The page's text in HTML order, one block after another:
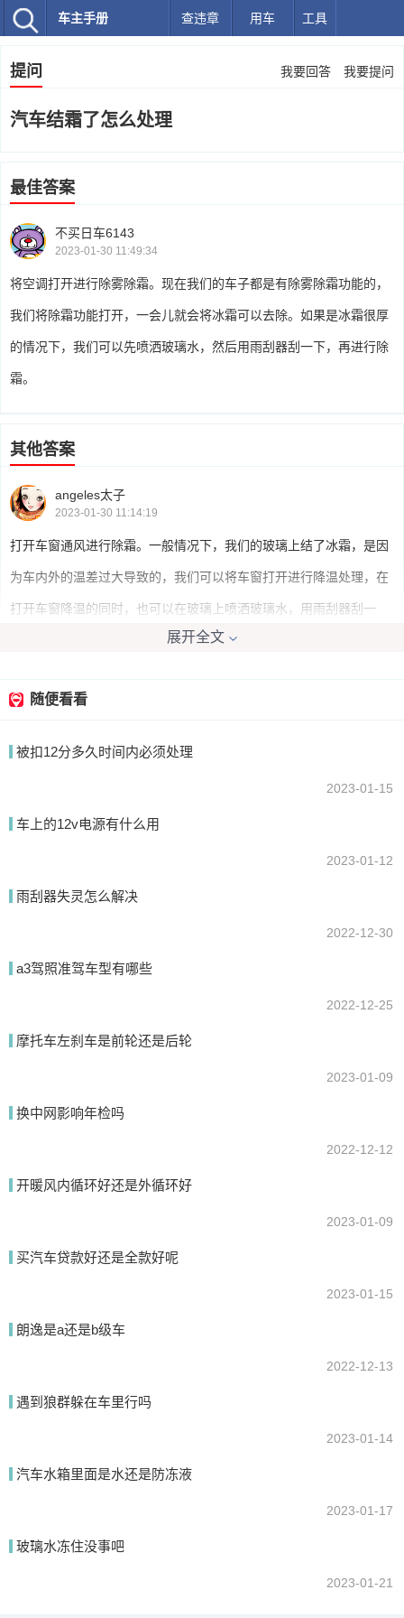
车主手册 查违章 用车 工具
提问 我要回答 我要提问
汽车结霜了怎么处理
最佳答案
不买日车6143
2023-01-30 11:49:34
将空调打开进行除雾除霜。现在我们的车子都是有除雾除霜功能的，
我们将除霜功能打开，一会儿就会将冰霜可以去除。如果是冰霜很厚
的情况下，我们可以先喷洒玻璃水，然后用雨刮器刮一下，再进行除
霜。
其他答案
angeles太子
2023-01-30 11:14:19
打开车窗通风进行除霜。一般情况下，我们的玻璃上结了冰霜，是因
为车内外的温差过大导致的，我们可以将车窗打开进行降温处理，在
打开车窗降温的同时，也可以在玻璃上喷洒玻璃水，用雨刮器刮一
我要回答
提交
展开全文
随便看看
被扣12分多久时间内必须处理
2023-01-15
车上的12v电源有什么用
2023-01-12
雨刮器失灵怎么解决
2022-12-30
a3驾照准驾车型有哪些
2022-12-25
摩托车左刹车是前轮还是后轮
2023-01-09
换中网影响年检吗
2022-12-12
开暖风内循环好还是外循环好
2023-01-09
买汽车贷款好还是全款好呢
2023-01-15
朗逸是a还是b级车
2022-12-13
遇到狼群躲在车里行吗
2023-01-14
汽车水箱里面是水还是防冻液
2023-01-17
玻璃水冻住没事吧
2023-01-21